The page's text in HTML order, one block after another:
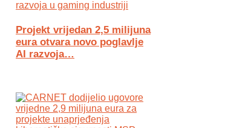
Projekt vrijedan 2,5 milijuna
eura otvara novo poglavlje
AI razvoja…